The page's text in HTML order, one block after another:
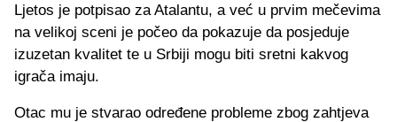
Ljetos je potpisao za Atalantu, a već u prvim mečevima
na velikoj sceni je počeo da pokazuje da posjeduje
izuzetan kvalitet te u Srbiji mogu biti sretni kakvog
igrača imaju.
Otac mu je stvarao određene probleme zbog zahtjeva